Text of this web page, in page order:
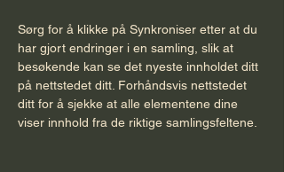
Sørg for å klikke på Synkroniser etter at du
har gjort endringer i en samling, slik at
besøkende kan se det nyeste innholdet ditt
på nettstedet ditt. Forhåndsvis nettstedet
ditt for å sjekke at alle elementene dine
viser innhold fra de riktige samlingsfeltene.